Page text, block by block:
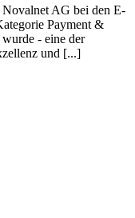
Novalnet AG bei den E-
Payment &
- eine der
und [...]